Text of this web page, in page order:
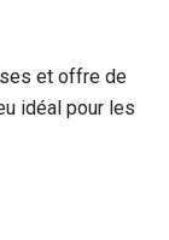
et offre de
idéal pour les